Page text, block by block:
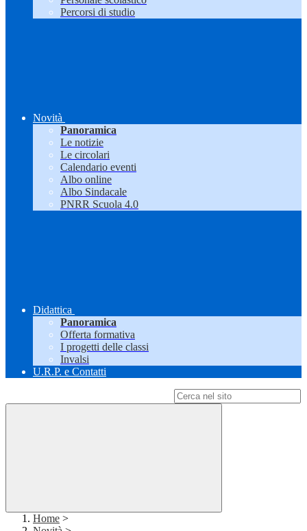
Percorsi di studio
Novità
Panoramica
Le notizie
Le circolari
Calendario eventi
Albo online
Albo Sindacale
PNRR Scuola 4.0
Didattica
Panoramica
Offerta formativa
I progetti delle classi
Invalsi
U.R.P. e Contatti
Home >